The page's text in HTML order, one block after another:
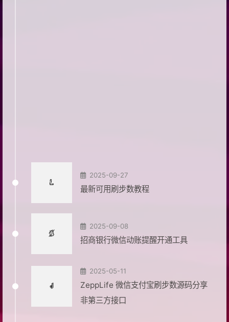
2025-09-27
最新可用刷步数教程
2025-09-08
招商银行微信动账提醒开通工具
2025-05-11
ZeppLife 微信支付宝刷步数源码分享
非第三方接口